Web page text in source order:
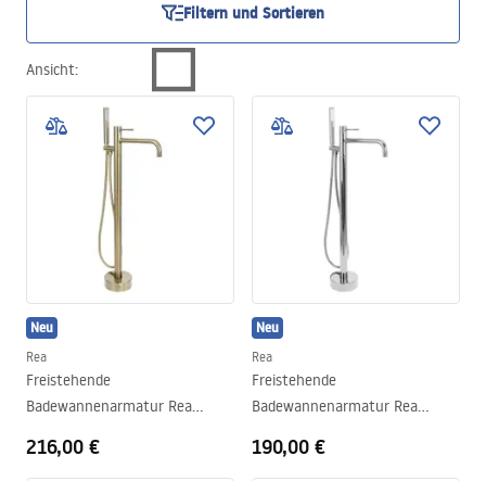
Wahl der Badezimmerarmaturen. Die Armaturen beeinflussen
nicht nur den Nutzungskomfort, sondern spielen auch eine
wichtige Rolle bei der Vervollkommnung der Innenraumästhetik.
Filtern und Sortieren
Ansicht:
Neu
Rea
Freistehende
Badewannenarmatur Rea
216,00 €
Neu
Rea
Freistehende
Badewannenarmatur Rea
190,00 €